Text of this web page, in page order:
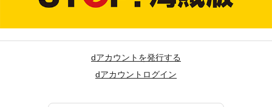
dアカウントを発行する
dアカウントログイン